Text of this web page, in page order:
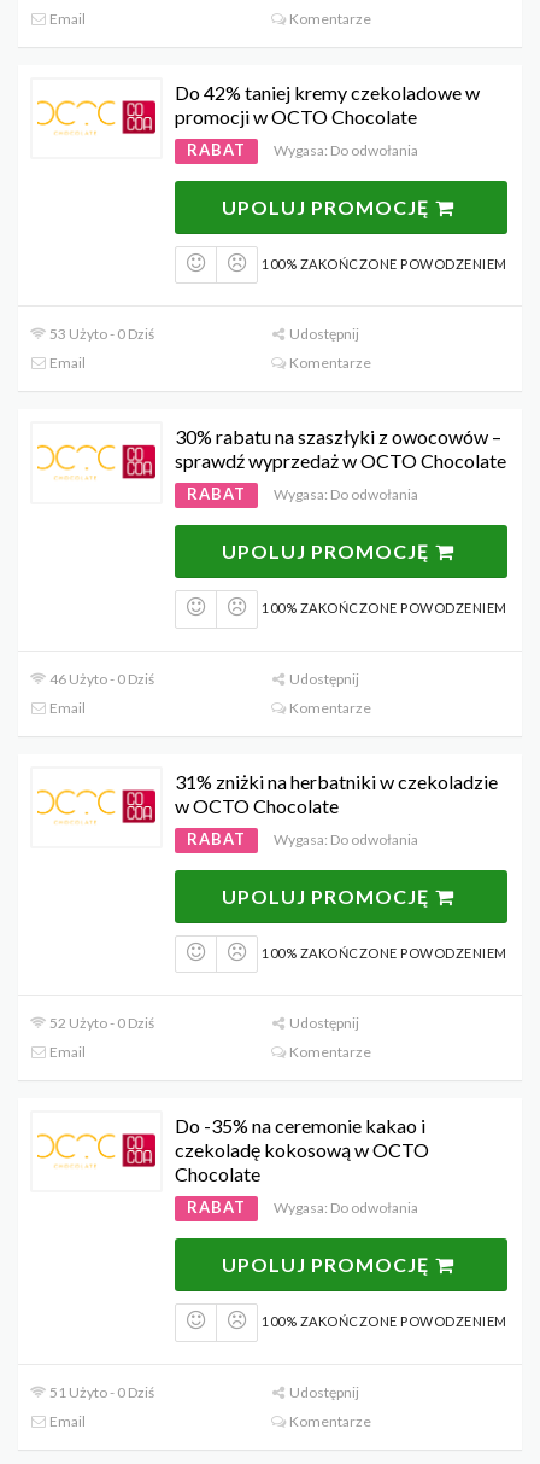
Email
Komentarze
Do 42% taniej kremy czekoladowe w
promocji w OCTO Chocolate
RABAT Wygasa: Do odwołania
UPOLUJ PROMOCJĘ
100% ZAKOŃCZONE POWODZENIEM
53 Użyto - 0 Dziś
Udostępnij
Email
Komentarze
30% rabatu na szaszłyki z owocowów –
sprawdź wyprzedaż w OCTO Chocolate
RABAT Wygasa: Do odwołania
UPOLUJ PROMOCJĘ
100% ZAKOŃCZONE POWODZENIEM
46 Użyto - 0 Dziś
Udostępnij
Email
Komentarze
31% zniżki na herbatniki w czekoladzie
w OCTO Chocolate
RABAT Wygasa: Do odwołania
UPOLUJ PROMOCJĘ
100% ZAKOŃCZONE POWODZENIEM
52 Użyto - 0 Dziś
Udostępnij
Email
Komentarze
Do -35% na ceremonie kakao i
czekoladę kokosową w OCTO
Chocolate
RABAT Wygasa: Do odwołania
UPOLUJ PROMOCJĘ
100% ZAKOŃCZONE POWODZENIEM
51 Użyto - 0 Dziś
Udostępnij
Email
Komentarze